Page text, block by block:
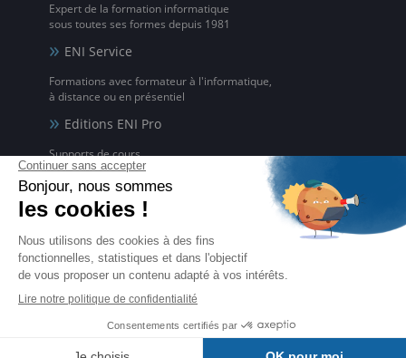
Expert de la formation informatique
sous toutes ses formes depuis 1981
ENI Service
Formations avec formateur à l'informatique,
à distance ou en présentiel
Editions ENI Pro
Supports de cours
pour les organismes de formation
ENI elearning
La solution de formation à l'informatique en ligne,
disponible en 5 langues
Certifications ENI
Certifications à l'informatique